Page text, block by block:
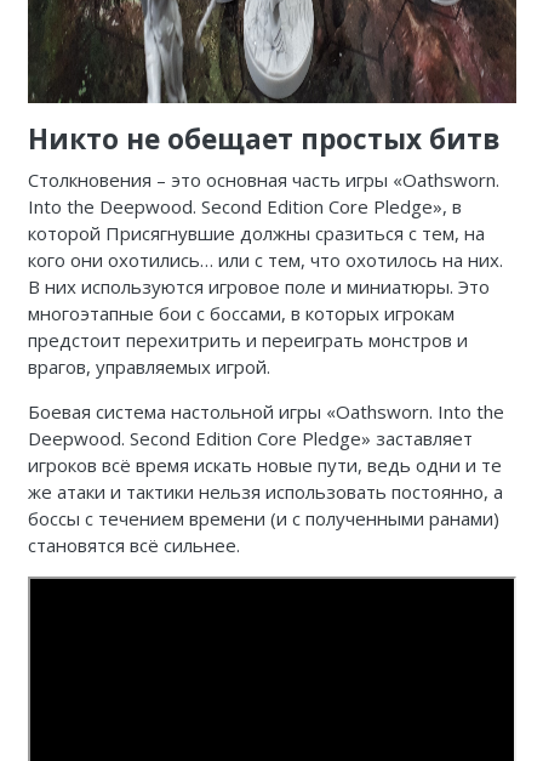
Никто не обещает простых битв
Столкновения – это основная часть игры «Oathsworn.
Into the Deepwood. Second Edition Core Pledge», в
которой Присягнувшие должны сразиться с тем, на
кого они охотились… или с тем, что охотилось на них.
В них используются игровое поле и миниатюры. Это
многоэтапные бои с боссами, в которых игрокам
предстоит перехитрить и переиграть монстров и
врагов, управляемых игрой.
Боевая система настольной игры «Oathsworn. Into the
Deepwood. Second Edition Core Pledge» заставляет
игроков всё время искать новые пути, ведь одни и те
же атаки и тактики нельзя использовать постоянно, а
боссы с течением времени (и с полученными ранами)
становятся всё сильнее.